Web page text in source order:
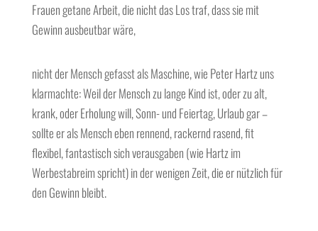
Frauen getane Arbeit, die nicht das Los traf, dass sie mit
Gewinn ausbeutbar wäre,
nicht der Mensch gefasst als Maschine, wie Peter Hartz uns
klarmachte: Weil der Mensch zu lange Kind ist, oder zu alt,
krank, oder Erholung will, Sonn- und Feiertag, Urlaub gar –
sollte er als Mensch eben rennend, rackernd rasend, fit
flexibel, fantastisch sich verausgaben (wie Hartz im
Werbestabreim spricht) in der wenigen Zeit, die er nützlich für
den Gewinn bleibt.